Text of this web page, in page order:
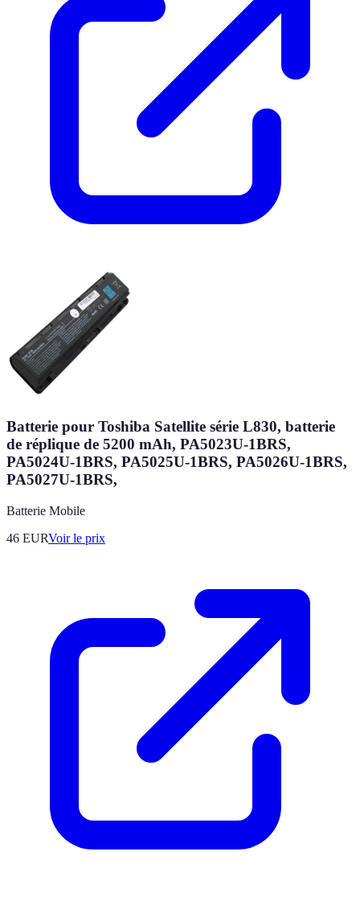
Batterie pour Toshiba Satellite série L830, batterie
de réplique de 5200 mAh, PA5023U-1BRS,
PA5024U-1BRS, PA5025U-1BRS, PA5026U-1BRS,
PA5027U-1BRS,
Batterie Mobile
46 EURVoir le prix